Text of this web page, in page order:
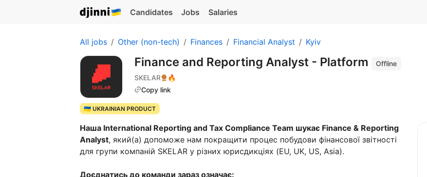
Candidates Jobs Salaries
All jobs Other (non-tech) Finances Financial Analyst Kyiv
Finance and Reporting Analyst - Platform
Offline
SKELAR
🔥
Copy link
🇺🇦 UKRAINIAN PRODUCT
Наша International Reporting and Tax Compliance Team шукає Finance & Reporting
Analyst, який(а) допоможе нам покращити процес побудови фінансової звітності
для групи компаній SKELAR у різних юрисдикціях (EU, UK, US, Asia).
Доєднатись до команди зараз означає: